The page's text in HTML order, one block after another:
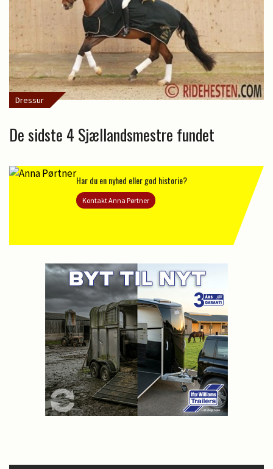
Dressur
De sidste 4 Sjællandsmestre fundet
Har du en nyhed eller god historie?
Kontakt Anna Pørtner